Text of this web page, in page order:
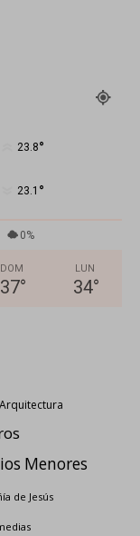
23.8°
23.1 °
0%
DOM
37°
LUN
34°
Arquitectura
Menores
de Jesús